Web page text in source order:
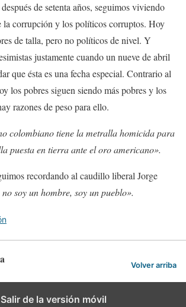
de setenta años, seguimos viviendo
la corrupción y los políticos corruptos. Hoy
de talla, pero no políticos de nivel. Y
justamente cuando un nueve de abril
que ésta es una fecha especial. Contrario al
los pobres siguen siendo más pobres y los
razones de peso para ello.
colombiano tiene la metralla homicida para
puesta en tierra ante el oro americano».
recordando al caudillo liberal Jorge
no soy un hombre, soy un pueblo».
Volver arriba
Salir de la versión móvil